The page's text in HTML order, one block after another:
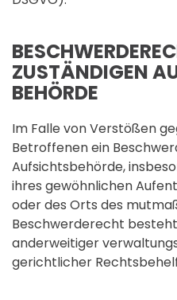
ZUSTÄNDIGEN
BEHÖRDE
Im Falle von Verstößen
Betroffenen ein
Aufsichtsbehörde,
ihres gewöhnlichen
oder des Orts des
Beschwerderecht
anderweitiger
gerichtlicher